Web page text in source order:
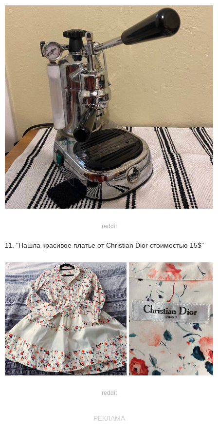
reddit
11. "Нашла красивое платье от Christian Dior стоимостью 15$"
reddit
РЕКЛАМА